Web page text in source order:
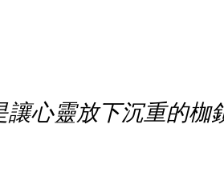
讓心靈放下沉重的枷